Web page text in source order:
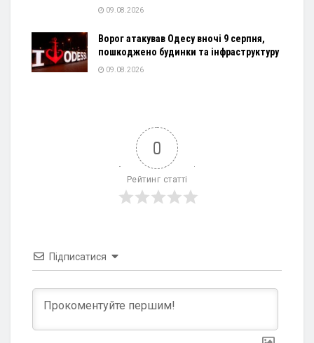
09.08.2026
Ворог атакував Одесу вночі 9 серпня,
пошкоджено будинки та інфраструктуру
09.08.2026
0
Рейтинг статті
Підписатися